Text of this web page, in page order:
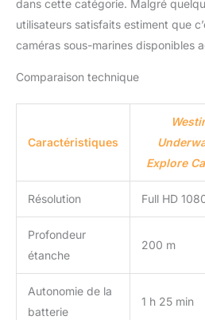
dans cette catégorie. Malgré
utilisateurs satisfaits estiment que
caméras sous-marines disponibles
Comparaison technique
Caractéristiques
Explore
Résolution Full HD
Profondeur
étanche
200 m
Autonomie de la
batterie
1 h 25 min